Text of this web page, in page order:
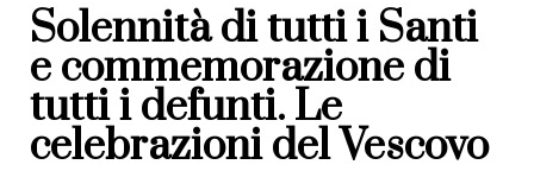
Solennità di tutti i Santi
e commemorazione di
tutti i defunti. Le
celebrazioni del Vescovo